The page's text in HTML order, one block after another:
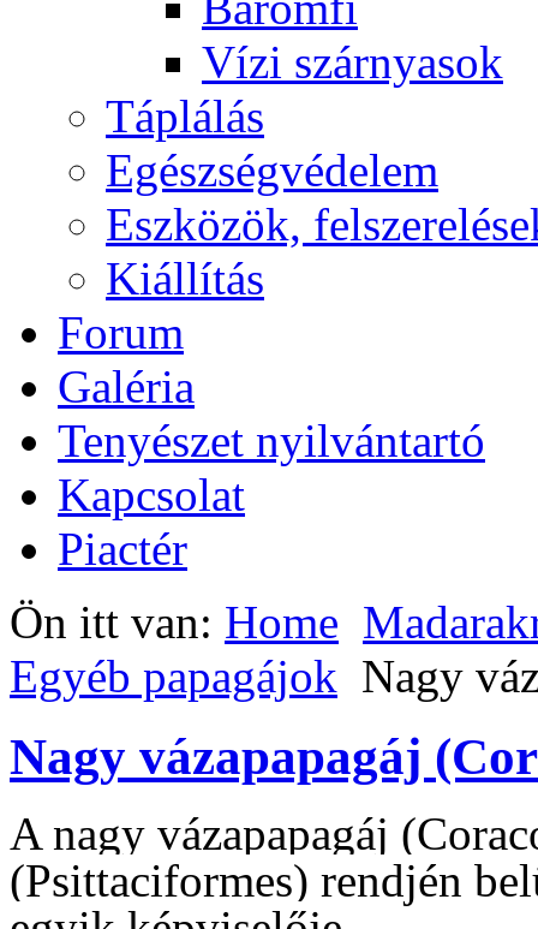
Vízi szárnyasok
Táplálás
Egészségvédelem
Eszközök,
Kiállítás
Forum
Galéria
Tenyészet nyilvántartó
Kapcsolat
Piactér
Ön itt van: Home
Egyéb papagájok Nagy
Nagy vázapapagáj
A nagy vázapapagáj
(Psittaciformes) rendjén